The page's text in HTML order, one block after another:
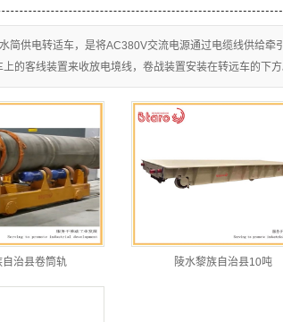
芦
陵水黎族自治县欧式双梁
重机
陵水黎族自治县欧式双梁
简供电转适车，是将AC380V交流电源通过电缆线供给
的客线装置来收放电境线，卷战装置安装在转远车的下方
自治县卷筒轨 陵水黎族自治县10吨